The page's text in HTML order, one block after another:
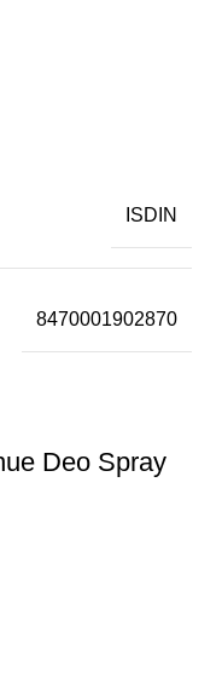
ISDIN
8470001902870
Deo Spray